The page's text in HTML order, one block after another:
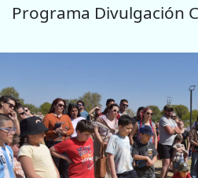
Programa Divulgación